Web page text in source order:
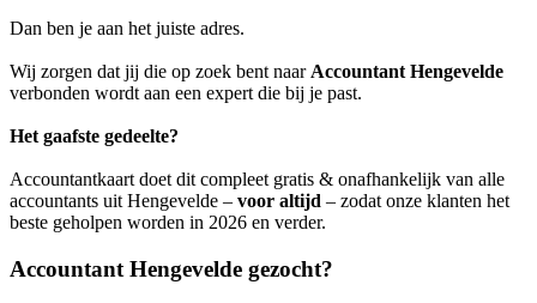
Dan ben je aan het juiste adres.
Wij zorgen dat jij die op zoek bent naarAccountant Hengevelde
verbonden wordt aan een expert die bij je past.
Het gaafste gedeelte?
Accountantkaart doet dit compleet gratis & onafhankelijk van alle
accountants uit Hengevelde – voor altijd – zodat onze klanten het
beste geholpen worden in 2026 en verder.
Accountant Hengevelde gezocht?